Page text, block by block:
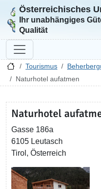
Zur Startseite
Österreichisches
Ihr unabhängiges
Qualität
Tourismus
Naturhotel aufatmen
Naturhotel
Gasse 186a
6105 Leutasch
Tirol, Österreich